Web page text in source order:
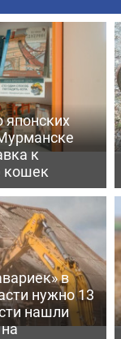
японских
к
кошек
в
нужно 13
нашли